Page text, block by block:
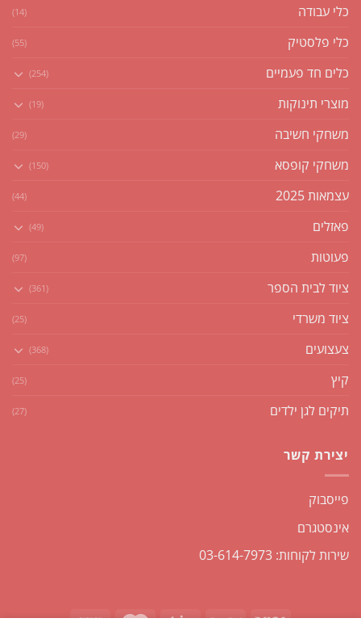
כלי עבודה (14)
כלי פלסטיק (55)
כלים חד פעמיים (254)
מוצרי תינוקות (19)
משחקי חשיבה (29)
משחקי קופסא (150)
עצמאות 2025 (44)
פאזלים (49)
פעוטות (97)
ציוד לבית הספר (361)
ציוד משרדי (25)
צעצועים (368)
קיץ (25)
תיקים לגן ילדים (27)
יצירת קשר
פייסבוק
אינסטגרם
שירות לקוחות: 03-614-7973